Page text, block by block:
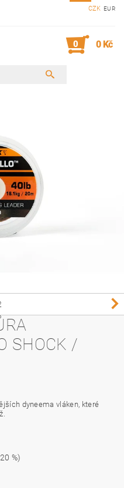
CZK EUR
0 0 Kč
SHOCK /
dyneema vláken, které
%)